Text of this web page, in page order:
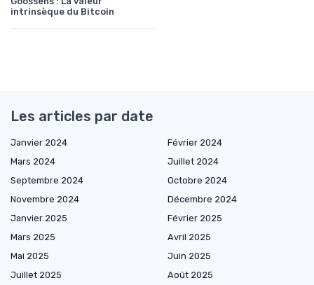
intrinsèque du Bitcoin
Les articles par date
Janvier 2024
Février 2024
Mars 2024
Juillet 2024
Septembre 2024
Octobre 2024
Novembre 2024
Décembre 2024
Janvier 2025
Février 2025
Mars 2025
Avril 2025
Mai 2025
Juin 2025
Juillet 2025
Août 2025